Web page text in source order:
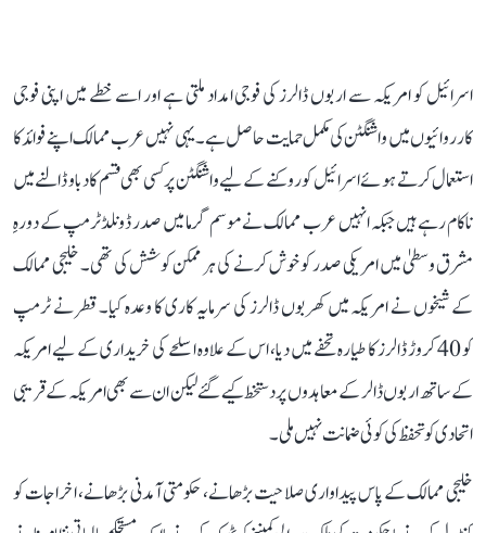
اسرائیل کو امریکہ سے اربوں ڈالرز کی فوجی امداد ملتی ہے اور اسے خطے میں اپنی فوجی
کارروائیوں میں واشنگٹن کی مکمل حمایت حاصل ہے۔ یہی نہیں عرب ممالک اپنے فوائد کا
استعمال کرتے ہوئے اسرائیل کو روکنے کے لیے واشنگٹن پر کسی بھی قسم کا دباو ڈالنے میں
ناکام رہے ہیں جبکہ انہیں عرب ممالک نے موسم گرما میں صدر ڈونلڈ ٹرمپ کے دورہِ
مشرق وسطیٰ میں امریکی صدر کو خوش کرنے کی ہر ممکن کوشش کی تھی۔ خلیجی ممالک
کے شیخوں نے امریکہ میں کھربوں ڈالرز کی سرمایہ کاری کا وعدہ کیا۔ قطر نے ٹرمپ
کو 40 کروڑ ڈالرز کا طیارہ تحفے میں دیا، اس کے علاوہ اسلحے کی خریداری کے لیے امریکہ
کے ساتھ اربوں ڈالر کے معاہدوں پر دستخط کیے گئے لیکن ان سے بھی امریکہ کے قریبی
اتحادی کو تحفظ کی کوئی ضمانت نہیں ملی۔
خلیجی ممالک کے پاس پیداواری صلاحیت بڑھانے، حکومتی آمدنی بڑھانے، اخراجات کو